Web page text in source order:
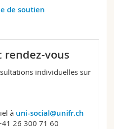
de soutien
vous
individuelles sur
à uni-social@unifr.ch
26 300 71 60